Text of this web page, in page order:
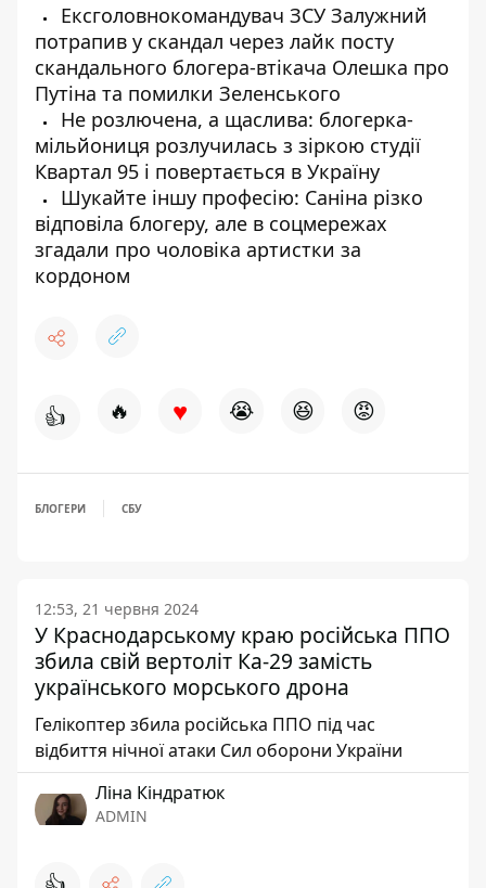
Ексголовнокомандувач ЗСУ Залужний
потрапив у скандал через лайк посту
скандального блогера-втікача Олешка про
Путіна та помилки Зеленського
Не розлючена, а щаслива: блогерка-
мільйониця розлучилась з зіркою студії
Квартал 95 і повертається в Україну
Шукайте іншу професію: Саніна різко
відповіла блогеру, але в соцмережах
згадали про чоловіка артистки за
кордоном
👍 🔥 ♥ 😭 😆 😡
БЛОГЕРИ СБУ
12:53, 21 червня 2024
У Краснодарському краю російська ППО
збила свій вертоліт Ка-29 замість
українського морського дрона
Гелікоптер збила російська ППО під час
відбиття нічної атаки Сил оборони України
Ліна Кіндратюк
ADMIN